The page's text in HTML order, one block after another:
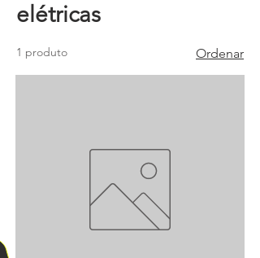
elétricas
1 produto Ordenar